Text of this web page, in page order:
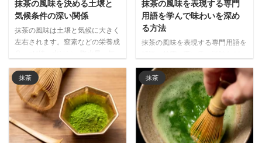
抹茶の風味を決める土壌と
気候条件の深い関係
抹茶の風味は土壌と気候に大きく
左右されます。窒素などの栄養成
味成分や色艶を決定。産地ごとの
土壌・気候条件の違いが生み出す
抹茶の個性と品質の秘密を解説し
ます。
抹茶の風味を表現する専門
用語を学んで味わいを深め
る方法
抹茶の風味を表現する専門用語を
香り・味・色を評価する茶道の言
葉を知れば、自分好みの抹茶選び
や味わいの理解が深まります。通
販での購入にも役立つ実践的な知
識をご紹介。
抹茶 抹茶